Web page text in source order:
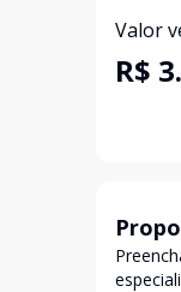
Valor
R$